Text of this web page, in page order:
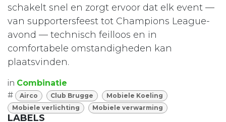
schakelt snel en zorgt ervoor dat elk event —
van supportersfeest tot Champions League-
avond — technisch feilloos en in
comfortabele omstandigheden kan
plaatsvinden.
in Combinatie
#
Airco Club Brugge
Mobiele Koeling
Mobiele verlichting
Mobiele verwarming
LABELS